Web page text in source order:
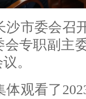
沙市委会召
专职副主
。
体观看了